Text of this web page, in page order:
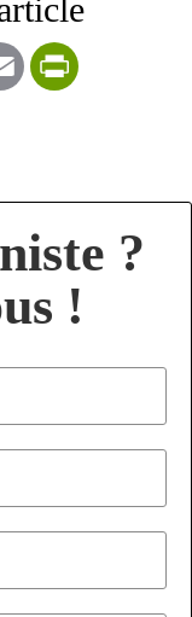
Email
?
!